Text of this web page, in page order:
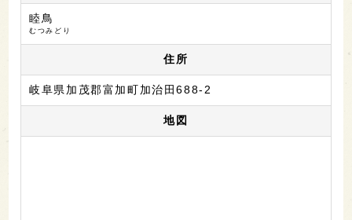
睦鳥
むつみどり
住所
岐阜県加茂郡富加町加治田688-2
地図